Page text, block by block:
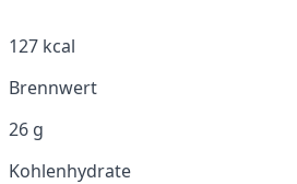
127 kcal
Brennwert
26 g
Kohlenhydrate